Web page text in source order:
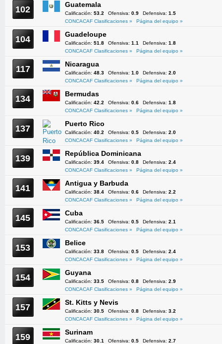
102 Guatemala
Calificación: 53.2 Ofensiva: 0.9 Defensiva: 1.5
CONCACAF Clasificaciones »
Página del equipo »
104 Guadeloupe
Calificación: 51.8 Ofensiva: 1.1 Defensiva: 1.8
CONCACAF Clasificaciones »
Página del equipo »
117 Nicaragua
Calificación: 48.3 Ofensiva: 1.0 Defensiva: 2.0
CONCACAF Clasificaciones »
Página del equipo »
134 Bermudas
Calificación: 42.2 Ofensiva: 0.6 Defensiva: 1.8
CONCACAF Clasificaciones »
Página del equipo »
137 Puerto Rico
Calificación: 40.2 Ofensiva: 0.5 Defensiva: 2.0
CONCACAF Clasificaciones »
Página del equipo »
139 República Dominicana
Calificación: 39.4 Ofensiva: 0.8 Defensiva: 2.4
CONCACAF Clasificaciones »
Página del equipo »
141 Antigua y Barbuda
Calificación: 38.4 Ofensiva: 0.6 Defensiva: 2.2
CONCACAF Clasificaciones »
Página del equipo »
145 Cuba
Calificación: 36.5 Ofensiva: 0.5 Defensiva: 2.1
CONCACAF Clasificaciones »
Página del equipo »
153 Belice
Calificación: 33.8 Ofensiva: 0.5 Defensiva: 2.4
CONCACAF Clasificaciones »
Página del equipo »
154 Guyana
Calificación: 33.5 Ofensiva: 0.8 Defensiva: 2.9
CONCACAF Clasificaciones »
Página del equipo »
157 St. Kitts y Nevis
Calificación: 30.5 Ofensiva: 0.8 Defensiva: 3.2
CONCACAF Clasificaciones »
Página del equipo »
159 Surinam
Calificación: 30.1 Ofensiva: 0.5 Defensiva: 2.7